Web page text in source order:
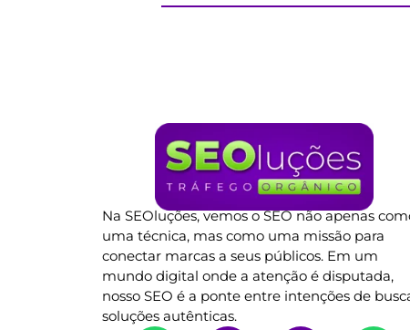
Na SEOluções, vemos o SEO não apenas
uma técnica, mas como uma missão para
conectar marcas a seus públicos. Em um
mundo digital onde a atenção é disputada,
nosso SEO é a ponte entre intenções de
soluções autênticas.